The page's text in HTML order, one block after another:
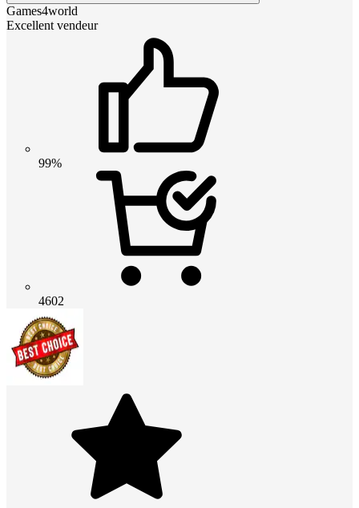
Games4world
Excellent vendeur
99%
4602